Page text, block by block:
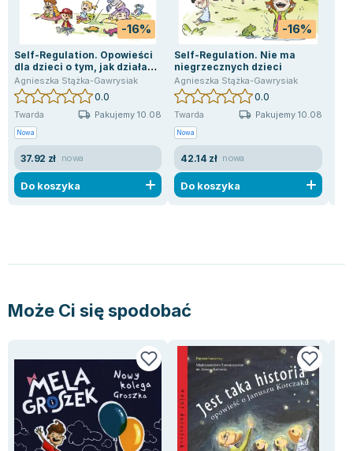
Lorraine Warren
Ajahn Brahm
Lucinda Riley
Jacek Walkiewicz
-16%
Self-Regulation. Opowieści
dla dzieci o tym, jak działać,
gdy emocje biorą górę
Agnieszka Stążka-Gawrysiak
0.0
Twarda Pakujemy 10.08
Nowa
37.92 zł nowa
Do koszyka
-16%
Self-Regulation. Nie ma
niegrzecznych dzieci
Agnieszka Stążka-Gawrysiak
0.0
Twarda Pakujemy 10.08
Nowa
42.14 zł nowa
Do koszyka
Może Ci się spodobać